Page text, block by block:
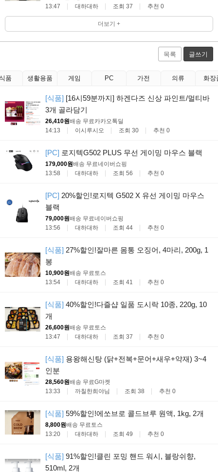
13:47
대하대하 조회 37 추천 0
더보기 +
목록 글쓰기
품 생활용품 게임 PC 가전 의류 화장
[식품] [16시59분까지] 하겐다즈 신상 파인트/멀티바
3개 골라담기
26,410원배송 무료 카카오톡딜
14:13
이시루시오 조회 30 추천 0
[PC] 로지텍G502 PLUS 무선 게이밍 마우스 블랙
179,000원배송 무료네이버쇼핑
13:58
대하대하 조회 56 추천 0
[PC] 20%할인!로지텍 G502 X 유선 게이밍 마우스
블랙
79,000원배송 무료네이버쇼핑
13:56
대하대하 조회 44 추천 0
[식품] 27%할인!잘마른 몸통 오징어, 4마리, 200g, 1
봉
10,900원배송 무료 토스
13:54
대하대하 조회 41 추천 0
[식품] 40%할인!다즐샵 일품 도시락 10종, 220g, 10
개
26,600원배송 무료 토스
13:47
대하대하 조회 37 추천 0
[식품] 용왕해신탕 (닭+전복+문어+새우+약재) 3~4
인분
28,560원배송 무료G마켓
13:33
까칠한희야님 조회 38 추천 0
[식품] 59%할인!에쏘브로 콜드브루 원액, 1kg, 2개
8,800원배송 무료 토스
13:20
대하대하 조회 49 추천 0
[식품] 91%할인!클린 포밍 핸드 워시, 블랑쉬향,
510ml, 2개